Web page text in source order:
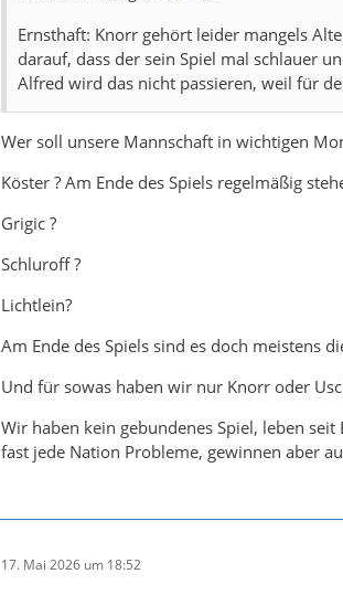
Ernsthaft: Knorr gehört leider mangels
darauf, dass der sein Spiel mal schlauer
Alfred wird das nicht passieren, weil für
Wer soll unsere Mannschaft in wichtigen
Köster ? Am Ende des Spiels regelmäßig
Grigic ?
Schluroff ?
Lichtlein?
Am Ende des Spiels sind es doch meistens
Und für sowas haben wir nur Knorr oder
Wir haben kein gebundenes Spiel, leben
fast jede Nation Probleme, gewinnen aber
17. Mai 2026 um 18:52